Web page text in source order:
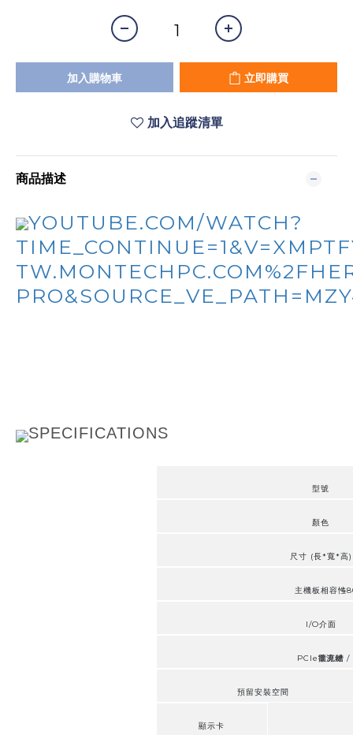
加入購物車 立即購買
加入追蹤清單
商品描述
YOUTUBE.COM/WATCH?
SPECIFICATIONS
型號
顏色
尺寸 (長*寬*高)
主機板相容性
I/O介面
電源鍵
PCIe擴充槽
預留安裝空間
顯示卡